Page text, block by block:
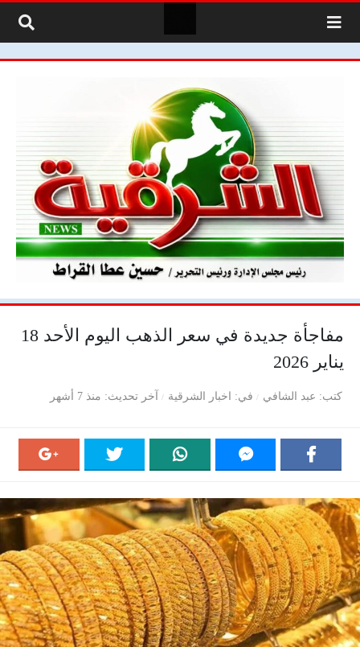
مفاجأة جديدة في سعر الذهب اليوم الأحد 18
يناير 2026
كتب عبد الشافي في اخبار الشرقية آخر تحديث منذ 7 أشهر